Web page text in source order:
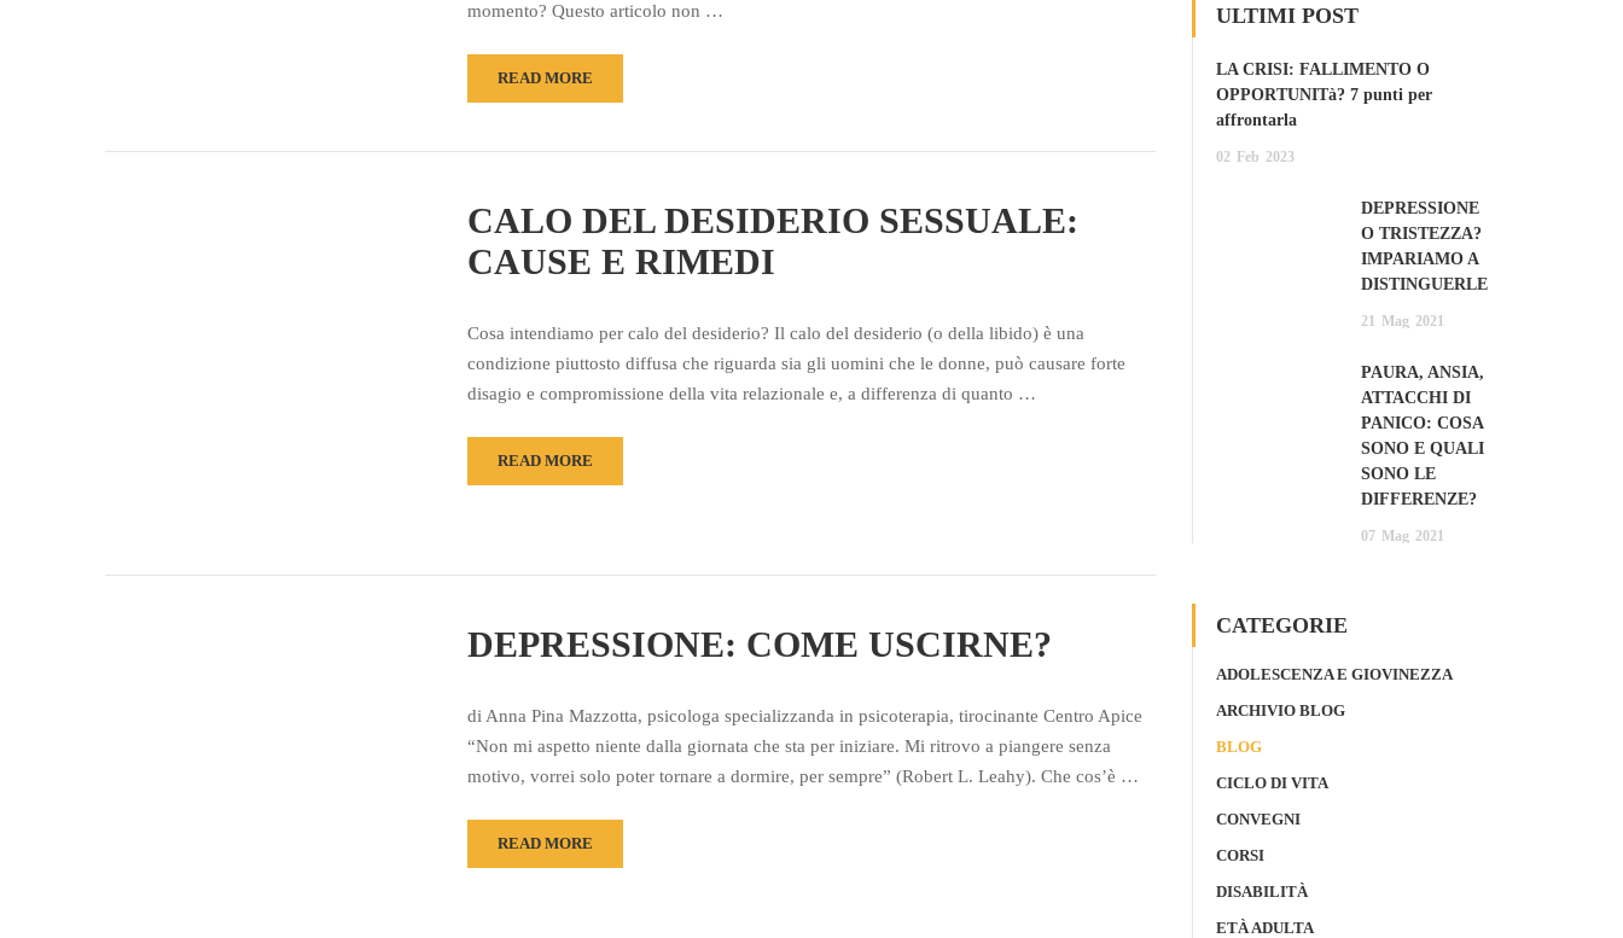
momento? Questo articolo non …
READ MORE
CALO DEL DESIDERIO SESSUALE:
CAUSE E RIMEDI
Cosa intendiamo per calo del desiderio? Il calo del desiderio (o della libido) è una
condizione piuttosto diffusa che riguarda sia gli uomini che le donne, può causare forte
disagio e compromissione della vita relazionale e, a differenza di quanto …
READ MORE
DEPRESSIONE: COME USCIRNE?
di Anna Pina Mazzotta, psicologa specializzanda in psicoterapia, tirocinante Centro Apice
“Non mi aspetto niente dalla giornata che sta per iniziare. Mi ritrovo a piangere senza
motivo, vorrei solo poter tornare a dormire, per sempre” (Robert L. Leahy). Che cos’è …
READ MORE
ULTIMI POST
LA CRISI: FALLIMENTO O
OPPORTUNITà? 7 punti per
affrontarla
02 Feb 2023
DEPRESSIONE
O TRISTEZZA?
IMPARIAMO A
DISTINGUERLE
21 Mag 2021
PAURA, ANSIA,
ATTACCHI DI
PANICO: COSA
SONO E QUALI
SONO LE
DIFFERENZE?
07 Mag 2021
CATEGORIE
ADOLESCENZA E GIOVINEZZA
ARCHIVIO BLOG
BLOG
CICLO DI VITA
CONVEGNI
CORSI
DISABILITÀ
ETÀ ADULTA